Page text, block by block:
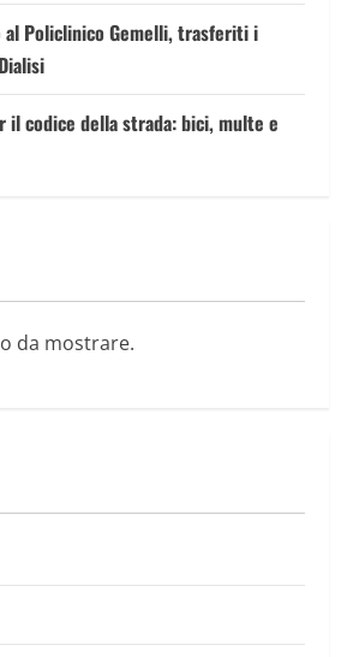
al Policlinico Gemelli, trasferiti i
il codice della strada: bici, multe e
da mostrare.